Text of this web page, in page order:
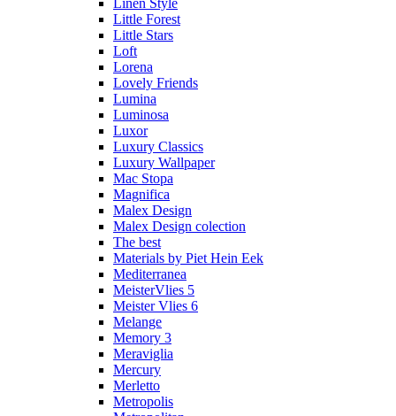
Linen Style
Little Forest
Little Stars
Loft
Lorena
Lovely Friends
Lumina
Luminosa
Luxor
Luxury Classics
Luxury Wallpaper
Mac Stopa
Magnifica
Malex Design
Malex Design colection
The best
Materials by Piet Hein Eek
Mediterranea
MeisterVlies 5
Meister Vlies 6
Melange
Memory 3
Meraviglia
Mercury
Merletto
Metropolis